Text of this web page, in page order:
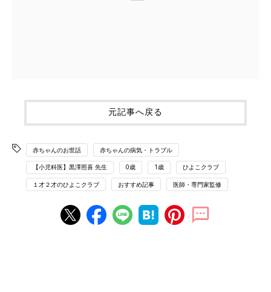
元記事へ戻る
赤ちゃんのお世話 赤ちゃんの病気・トラブル
【小児科医】黒澤照喜 先生 0歳 1歳 ひよこクラブ
１才２才のひよこクラブ おすすめ記事 医師・専門家監修